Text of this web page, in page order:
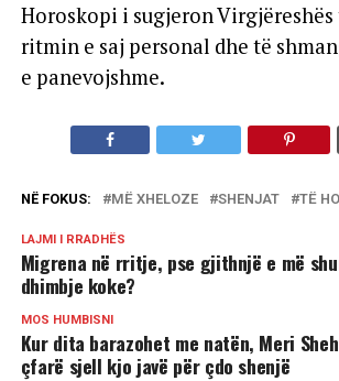
Horoskopi i sugjeron
ritmin e saj personal dhe të
e panevojshme.
NË FOKUS: MË XHELOZE SHENJAT TË
LAJMI I RRADHËS
Migrena në rritje, pse gjithnjë e më
dhimbje koke?
MOS HUMBISNI
Kur dita barazohet me natën, Meri
çfarë sjell kjo javë për çdo shenjë